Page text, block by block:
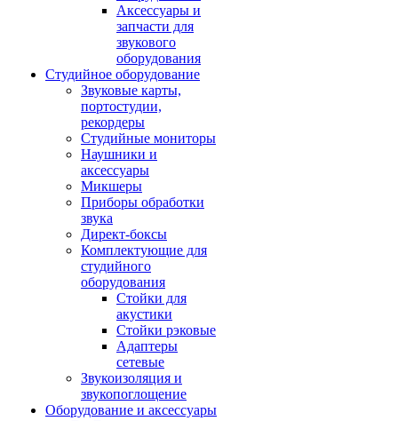
Аксессуары и
запчасти для
звукового
оборудования
Студийное оборудование
Звуковые карты,
портостудии,
рекордеры
Студийные мониторы
Наушники и
аксессуары
Микшеры
Приборы обработки
звука
Директ-боксы
Комплектующие для
студийного
оборудования
Стойки для
акустики
Стойки рэковые
Адаптеры
сетевые
Звукоизоляция и
звукопоглощение
Оборудование и аксессуары